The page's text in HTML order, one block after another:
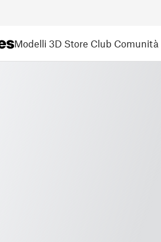
Modelli 3D Store Club Comunità